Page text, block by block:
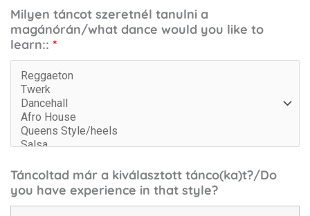
Milyen táncot szeretnél tanulni a
magánórán/what dance would you like to
learn:: *
Táncoltad már a kiválasztott tánco(ka)t?/Do
you have experience in that style?